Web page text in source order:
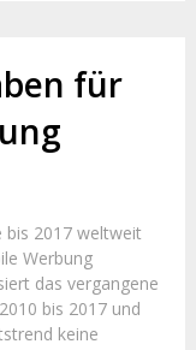
für
bis 2017 weltweit
Werbung
das vergangene
bis 2017 und
keine